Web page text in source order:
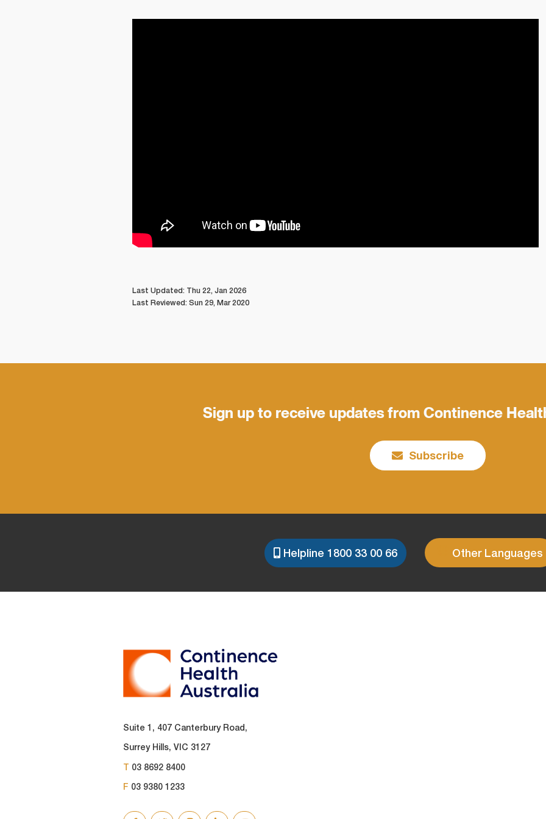
Last Updated: Thu 22, Jan 2026
Last Reviewed: Sun 29, Mar 2020
Sign up to receive updates from Continence
Subscribe
Helpline 1800 33 00 66 Other Languages
Suite 1, 407 Canterbury Road,
Surrey Hills, VIC 3127
T 03 8692 8400
F 03 9380 1233